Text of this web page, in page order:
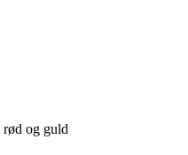
og guld